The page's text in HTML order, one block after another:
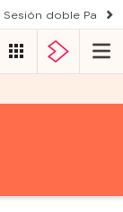
Sesión doble